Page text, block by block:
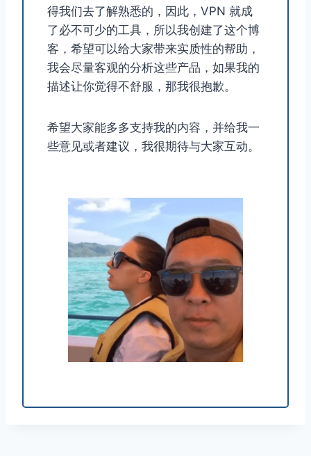
得我们去了解熟悉的，因此，VPN 就成
了必不可少的工具，所以我创建了这个博
客，希望可以给大家带来实质性的帮助，
我会尽量客观的分析这些产品，如果我的
描述让你觉得不舒服，那我很抱歉。
希望大家能多多支持我的内容，并给我一
些意见或者建议，我很期待与大家互动。